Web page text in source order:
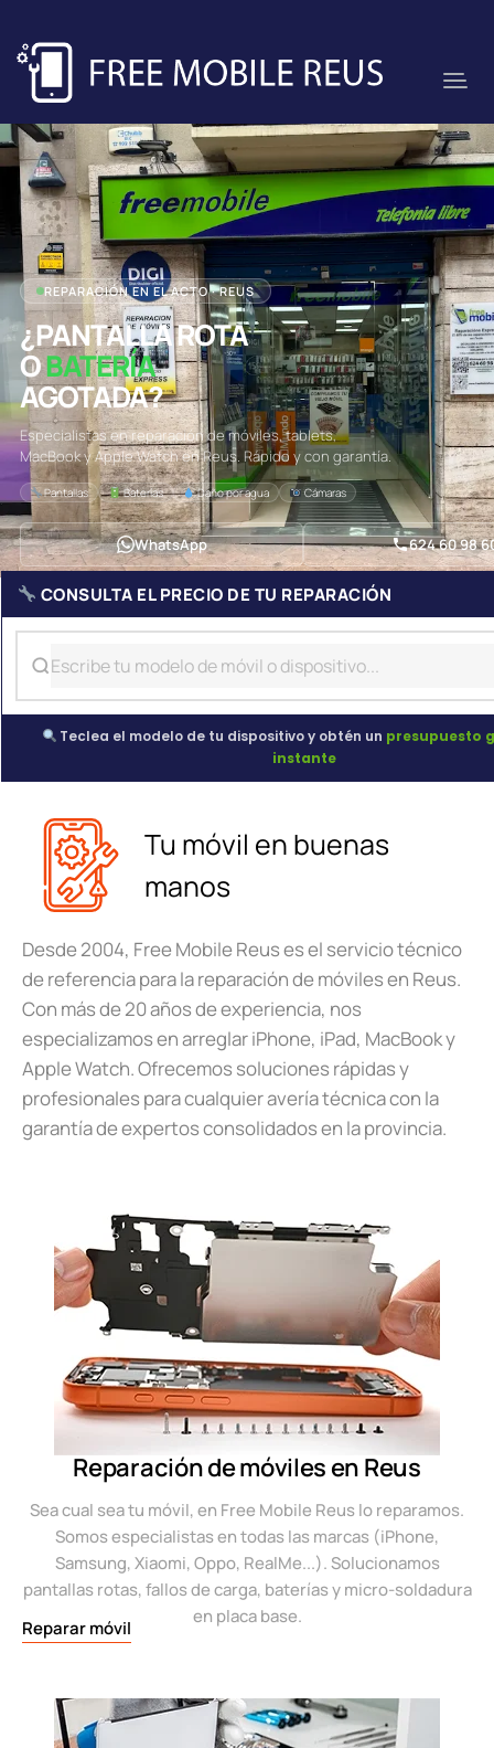
REPARACIÓN EN EL ACTO · REUS
¿PANTALLA ROTA
OBATERÍA
AGOTADA?
Especialistas en reparación de móviles, tablets,
MacBook y Apple Watch en Reus. Rápido y con garantía.
Pantallas Baterías Daño por agua Cámaras
WhatsApp 624 60 98
CONSULTA EL PRECIO DE TU REPARACIÓN
Teclea el modelo de tu dispositivo y obtén un presupuesto
instante
Tu móvil en buenas
manos
Desde 2004, Free Mobile Reus es el servicio técnico
de referencia para la reparación de móviles en Reus.
Con más de 20 años de experiencia, nos
especializamos en arreglar iPhone, iPad, MacBook y
Apple Watch. Ofrecemos soluciones rápidas y
profesionales para cualquier avería técnica con la
garantía de expertos consolidados en la provincia.
Reparación de móviles en Reus
Sea cual sea tu móvil, en Free Mobile Reus lo reparamos.
Somos especialistas en todas las marcas (iPhone,
Samsung, Xiaomi, Oppo, RealMe...). Solucionamos
pantallas rotas, fallos de carga, baterías y micro-soldadura
en placa base.
Reparar móvil